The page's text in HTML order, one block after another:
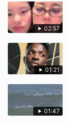
02:57
01:21
01:47